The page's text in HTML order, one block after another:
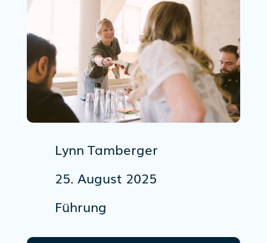
Lynn Tamberger
25. August 2025
Führung